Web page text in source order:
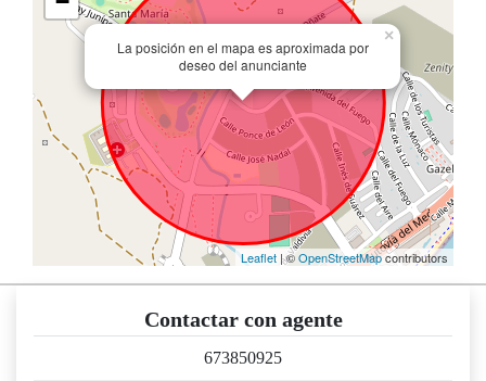
La posición en el mapa es aproximada por
deseo del anunciante
×
Leaflet | ©OpenStreetMapcontributors
Contactar con agente
673850925